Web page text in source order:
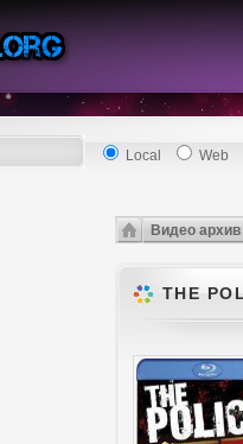
Local Web
Видео архив
THE